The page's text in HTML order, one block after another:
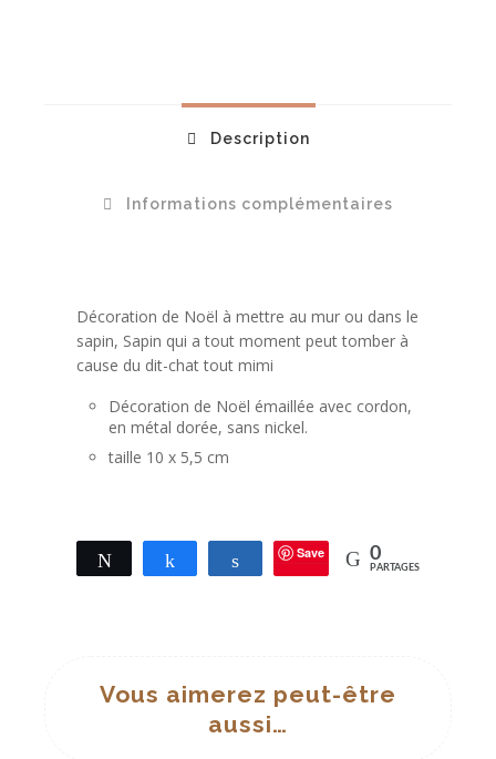
Description
Informations complémentaires
Décoration de Noël à mettre au mur ou dans le
sapin, Sapin qui a tout moment peut tomber à
cause du dit-chat tout mimi
Décoration de Noël émaillée avec cordon,
en métal dorée, sans nickel.
taille 10 x 5,5 cm
Tweetez Partagez Partagez
Save 0
PARTAGES
Vous aimerez peut-être
aussi…